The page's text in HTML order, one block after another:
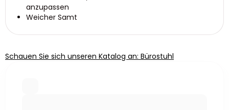
anzupassen
Weicher Samt
Schauen Sie sich unseren Katalog an: Bürostuhl